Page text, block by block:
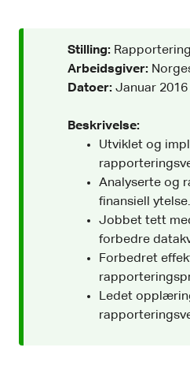
Stilling:
Arbeidsgiver:
Datoer: Januar
Beskrivelse:
Utviklet og
Analyserte og
finansiell ytelse.
Jobbet tett
forbedre
Forbedret
Ledet